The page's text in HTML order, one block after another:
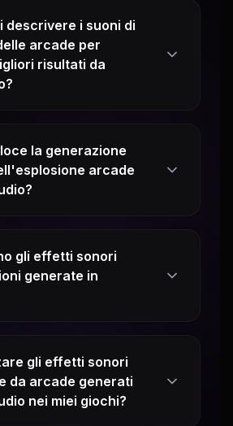
descrivere i suoni di
arcade per
risultati da
la generazione
arcade
gli effetti sonori
generate in
gli effetti sonori
da arcade generati
nei miei giochi?